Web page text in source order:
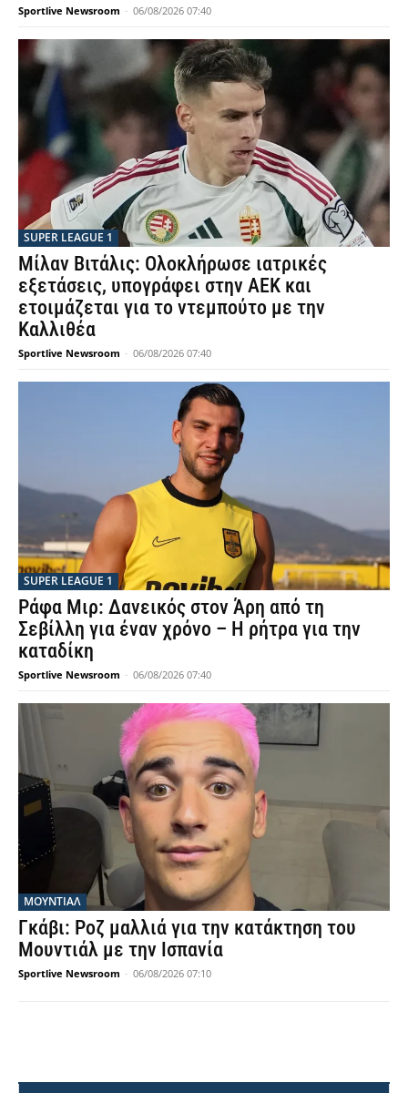
Sportlive Newsroom - 06/08/2026 07:40
SUPER LEAGUE 1
Μίλαν Βιτάλις: Ολοκλήρωσε ιατρικές
εξετάσεις, υπογράφει στην ΑΕΚ και
ετοιμάζεται για το ντεμπούτο με την
Καλλιθέα
Sportlive Newsroom - 06/08/2026 07:40
SUPER LEAGUE 1
Ράφα Μιρ: Δανεικός στον Άρη από τη
Σεβίλλη για έναν χρόνο – Η ρήτρα για την
καταδίκη
Sportlive Newsroom - 06/08/2026 07:40
ΜΟΥΝΤΙΆΛ
Γκάβι: Ροζ μαλλιά για την κατάκτηση του
Μουντιάλ με την Ισπανία
Sportlive Newsroom - 06/08/2026 07:10